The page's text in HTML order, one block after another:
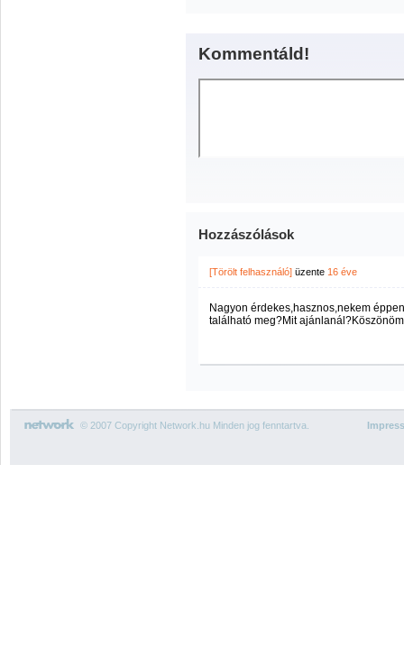
Kommentáld!
Hozzászólások
[Törölt felhasználó] üzente 16 éve
Nagyon érdekes,hasznos,nekem
található meg?Mit
© 2007 Copyright Network.hu Minden jog fenntartva.